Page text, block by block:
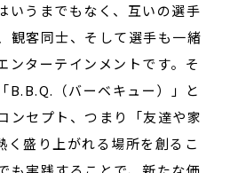
いうまでもなく、互いの選手
観客同士、そして選手も一緒
ンターテインメントです。そ
B.B.Q.（バーベキュー）」と
ンセプト、つまり「友達や家
く盛り上がれる場所を創るこ